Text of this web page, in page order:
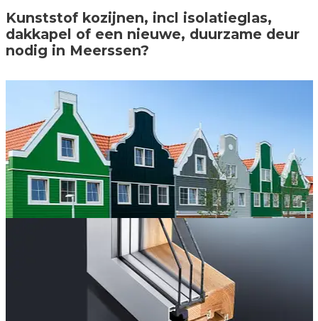
Kunststof kozijnen, incl isolatieglas,
dakkapel of een nieuwe, duurzame deur
nodig in Meerssen?